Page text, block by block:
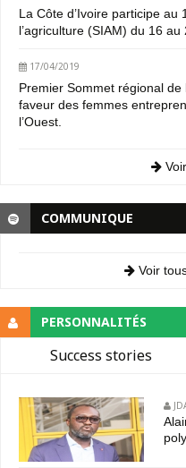
La Côte d’Ivoire participe
l’agriculture (SIAM) du 16
17/04/2019
Premier Sommet régional de
faveur des femmes
l’Ouest.
COMMUNIQUE
Voir
PERSONNALITÉS
Success stories